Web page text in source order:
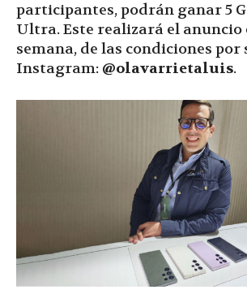
participantes, podrán ganar 5
Ultra. Este realizará el anuncio
semana, de las condiciones por
Instagram: @olavarrietaluis.